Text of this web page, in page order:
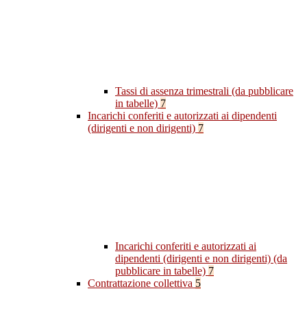
Tassi di assenza trimestrali (da pubblicare
in tabelle) 7
Incarichi conferiti e autorizzati ai dipendenti
(dirigenti e non dirigenti) 7
Incarichi conferiti e autorizzati ai
dipendenti (dirigenti e non dirigenti) (da
pubblicare in tabelle) 7
Contrattazione collettiva 5